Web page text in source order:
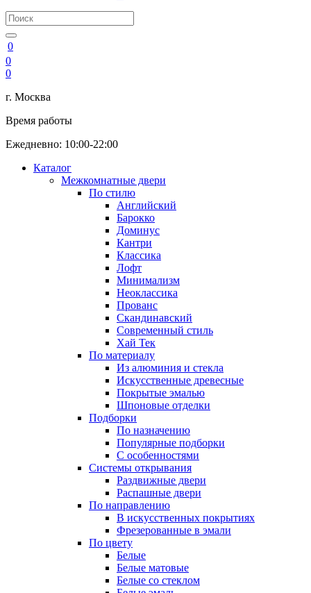
0
0
0
г. Москва
Время работы
Ежедневно: 10:00-22:00
Каталог
Межкомнатные двери
По стилю
Английский
Барокко
Доминус
Кантри
Классика
Лофт
Минимализм
Неоклассика
Прованс
Скандинавский
Современный стиль
Хай Тек
По материалу
Из алюминия и стекла
Искусственные древесные
Покрытые эмалью
Шпоновые отделки
Подборки
По назначению
Популярные подборки
С особенностями
Системы открывания
Раздвижные двери
Распашные двери
По направлению
В искусственных покрытиях
Фрезерованные в эмали
По цвету
Белые
Белые матовые
Белые со стеклом